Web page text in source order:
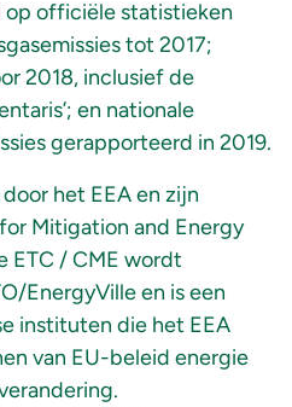
op officiële statistieken
tot 2017;
2018, inclusief de
en nationale
gerapporteerd in 2019.
het EEA en zijn
Mitigation and Energy
ETC / CME wordt
EnergyVille en is een
instituten die het EEA
van EU-beleid energie